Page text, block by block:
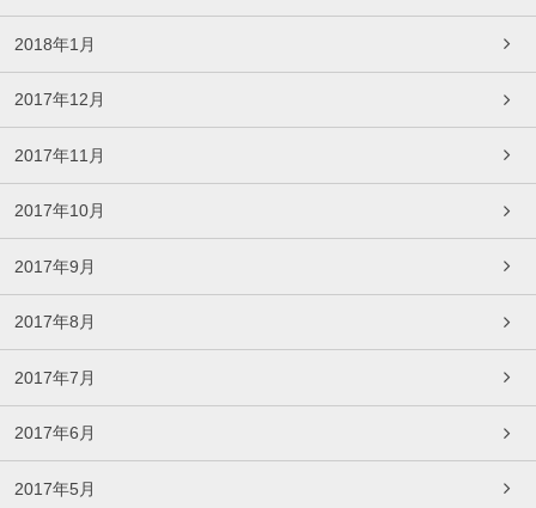
2018年1月
2017年12月
2017年11月
2017年10月
2017年9月
2017年8月
2017年7月
2017年6月
2017年5月